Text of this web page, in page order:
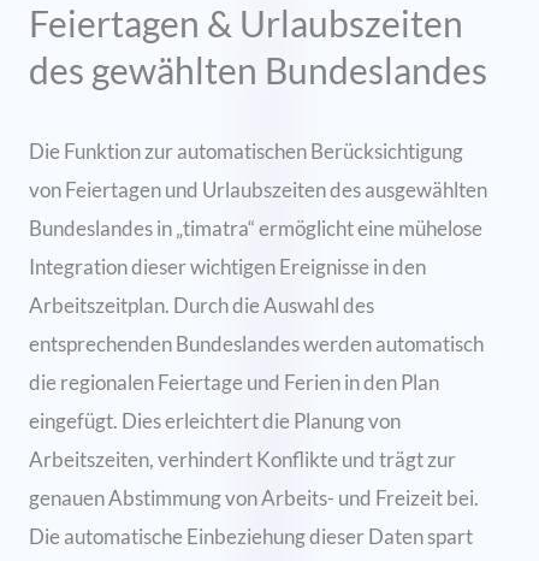
Feiertagen & Urlaubszeiten
des gewählten Bundeslandes
Die Funktion zur automatischen Berücksichtigung
von Feiertagen und Urlaubszeiten des ausgewählten
Bundeslandes in „timatra“ ermöglicht eine mühelose
Integration dieser wichtigen Ereignisse in den
Arbeitszeitplan. Durch die Auswahl des
entsprechenden Bundeslandes werden automatisch
die regionalen Feiertage und Ferien in den Plan
eingefügt. Dies erleichtert die Planung von
Arbeitszeiten, verhindert Konflikte und trägt zur
genauen Abstimmung von Arbeits- und Freizeit bei.
Die automatische Einbeziehung dieser Daten spart